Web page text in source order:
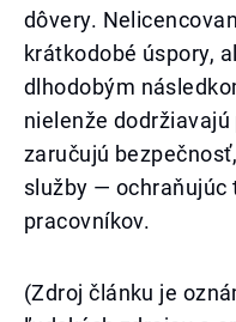
dôvery.
krátkodobé úspory,
dlhodobým
nielenže
zaručujú
služby — ochraňujúc
pracovníkov.
(Zdroj článku je